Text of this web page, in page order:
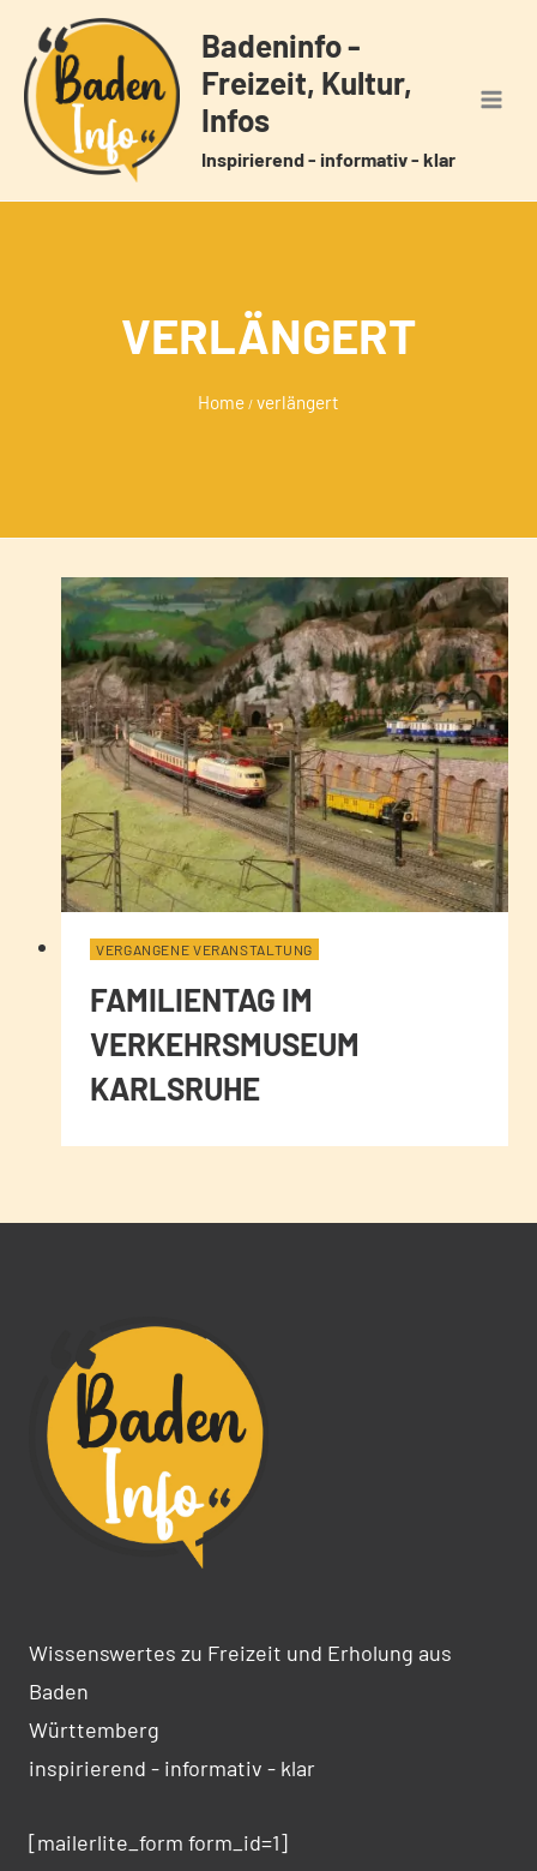
Inhalt
springen
Badeninfo -
Freizeit, Kultur,
Infos
Inspirierend - informativ - klar
VERLÄNGERT
Home / verlängert
VERGANGENE VERANSTALTUNG
FAMILIENTAG IM
VERKEHRSMUSEUM
KARLSRUHE
Wissenswertes zu Freizeit und Erholung aus
Baden
Württemberg
inspirierend - informativ - klar
[mailerlite_form form_id=1]